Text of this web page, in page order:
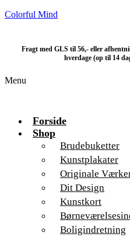
Colorful Mind
Fragt med GLS til 56,- eller
hverdage (op til 14
Menu
Forside
Shop
Brudebuketter
Kunstplakater
Originale
Dit Design
Kunstkort
Boligindretning